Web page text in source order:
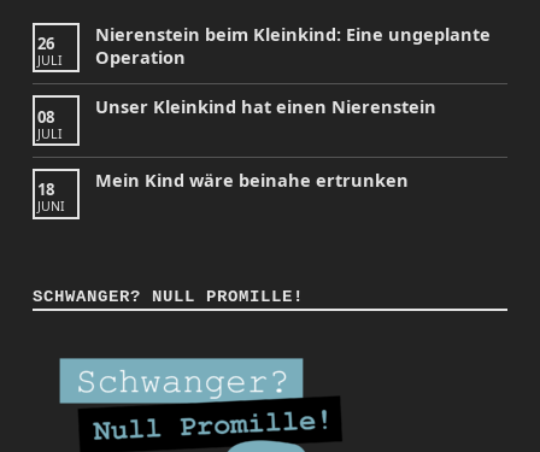
26
JULI
Nierenstein beim Kleinkind: Eine ungeplante
Operation
08
JULI
Unser Kleinkind hat einen Nierenstein
18
JUNI
Mein Kind wäre beinahe ertrunken
SCHWANGER? NULL PROMILLE!